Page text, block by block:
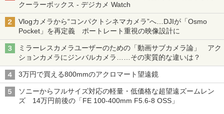
クーラーボックス - デジカメ Watch
Vlogカメラから“コンパクトシネマカメラ”へ…DJIが「Osmo
Pocket」を再定義 ポートレート重視の映像設計に
ミラーレスカメラユーザーのための「動画サブカメラ論」 アク
ションカメラにジンバルカメラ……その実質的な違いは？
3万円で買える800mmのアクロマート望遠鏡
ソニーからフルサイズ対応の軽量・低価格な超望遠ズームレン
ズ 14万円前後の「FE 100-400mm F5.6-8 OSS」